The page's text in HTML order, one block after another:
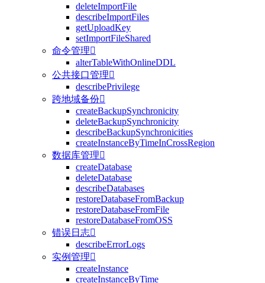
deleteImportFile
describeImportFiles
getUploadKey
setImportFileShared
命令管理
alterTableWithOnlineDDL
公共接口管理
describePrivilege
跨地域备份
createBackupSynchronicity
deleteBackupSynchronicity
describeBackupSynchronicities
createInstanceByTimeInCrossRegion
数据库管理
createDatabase
deleteDatabase
describeDatabases
restoreDatabaseFromBackup
restoreDatabaseFromFile
restoreDatabaseFromOSS
错误日志
describeErrorLogs
实例管理
createInstance
createInstanceByTime